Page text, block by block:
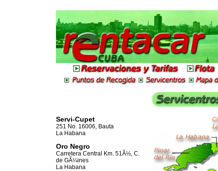
Servi-Cupet
251 No. 16006, Bauta
La Habana
Oro Negro
Carretera Central Km. 51Â½, C.
de GÃ¼ines
La Habana